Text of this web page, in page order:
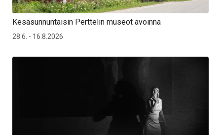
Kesäsunnuntaisin Perttelin museot avoinna
28.6. - 16.8.2026